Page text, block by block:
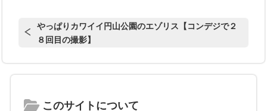
やっぱりカワイイ円山公園のエゾリス【コンデジで２
８回目の撮影】
このサイトについて